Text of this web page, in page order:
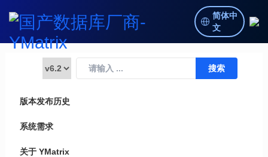
简体中
文
版本发布历史
系统需求
关于 YMatrix